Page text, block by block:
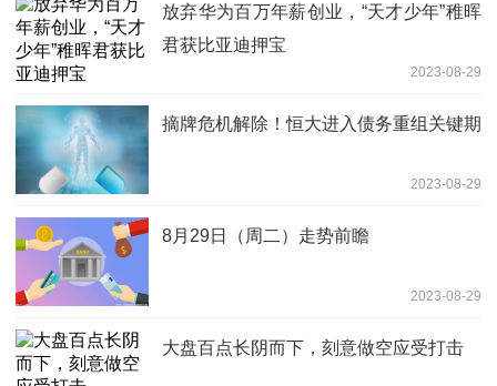
放弃华为百万年薪创业，“天才少年”稚晖
君获比亚迪押宝
2023-08-29
摘牌危机解除！恒大进入债务重组关键期
2023-08-29
8月29日（周二）走势前瞻
2023-08-29
大盘百点长阴而下，刻意做空应受打击